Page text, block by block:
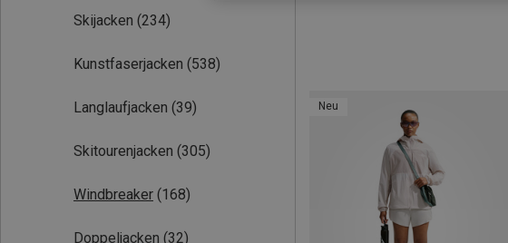
Skijacken (234)
Kunstfaserjacken (538)
Langlaufjacken (39)
Skitourenjacken (305)
Windbreaker (168)
Doppeljacken (32)
Neu